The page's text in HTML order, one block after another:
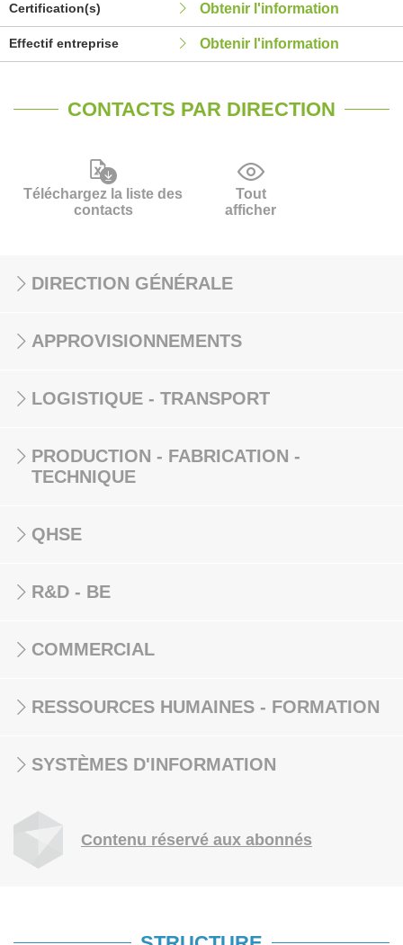
Certification(s) Obtenir l'information
Effectif entreprise Obtenir l'information
CONTACTS PAR DIRECTION
Téléchargez la liste des
contacts
Tout
afficher
DIRECTION GÉNÉRALE
APPROVISIONNEMENTS
LOGISTIQUE - TRANSPORT
PRODUCTION - FABRICATION -
TECHNIQUE
QHSE
R&D - BE
COMMERCIAL
RESSOURCES HUMAINES - FORMATION
SYSTÈMES D'INFORMATION
Contenu réservé aux abonnés